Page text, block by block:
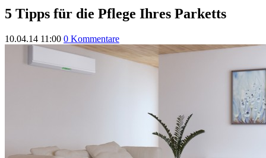
5 Tipps für die Pflege Ihres Parketts
10.04.14 11:00 0 Kommentare